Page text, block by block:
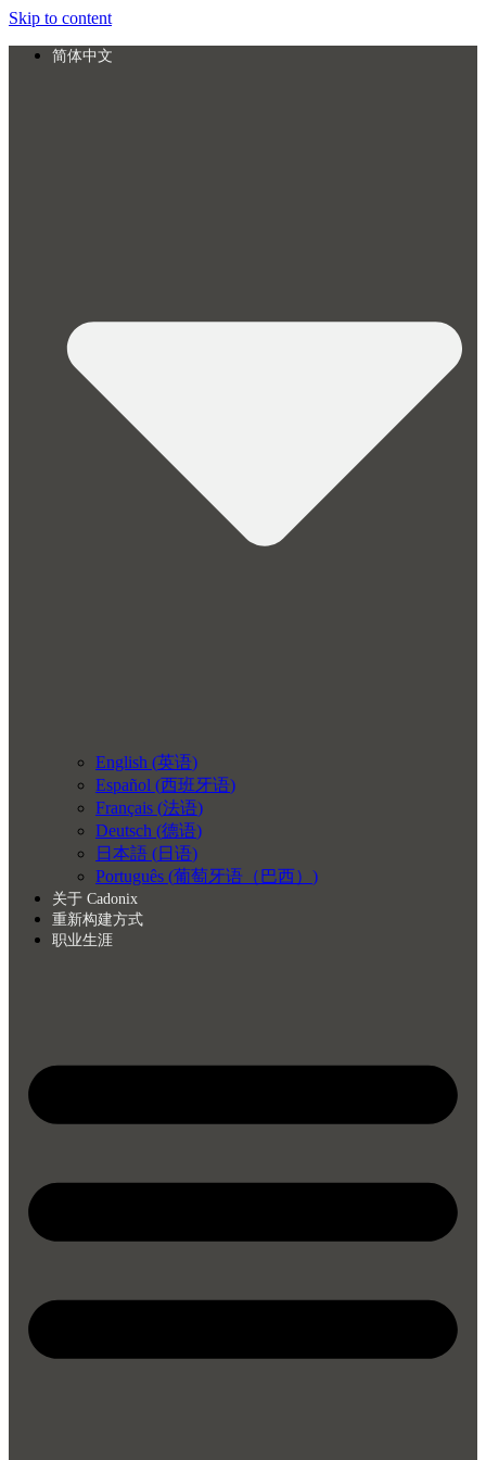
Skip to content
简体中文
English (英语)
Español (西班牙语)
Français (法语)
Deutsch (德语)
日本語 (日语)
Português (葡萄牙语（巴西） )
关于 Cadonix
重新构建方式
职业生涯